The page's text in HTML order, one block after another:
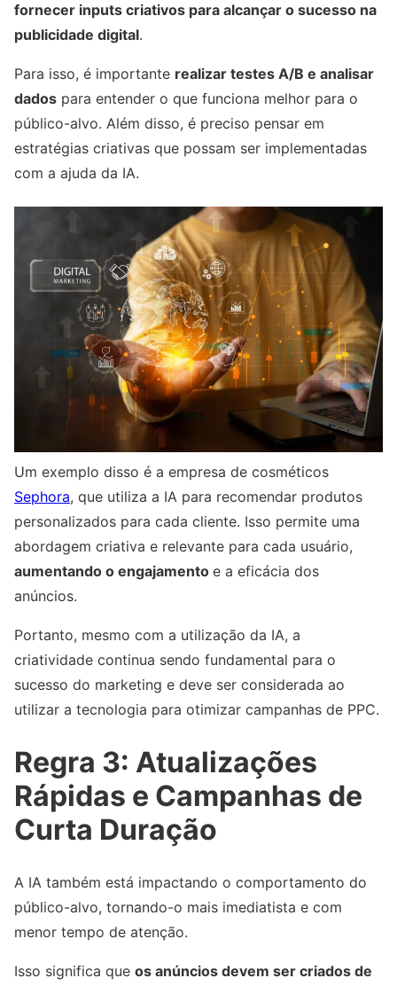
fornecer inputs criativos para alcançar o sucesso na
publicidade digital.
Para isso, é importante realizar testes A/B e analisar
dados para entender o que funciona melhor para o
público-alvo. Além disso, é preciso pensar em
estratégias criativas que possam ser implementadas
com a ajuda da IA.
Um exemplo disso é a empresa de cosméticos
Sephora, que utiliza a IA para recomendar produtos
personalizados para cada cliente. Isso permite uma
abordagem criativa e relevante para cada usuário,
aumentando o engajamento e a eficácia dos
anúncios.
Portanto, mesmo com a utilização da IA, a
criatividade continua sendo fundamental para o
sucesso do marketing e deve ser considerada ao
utilizar a tecnologia para otimizar campanhas de PPC.
Regra 3: Atualizações
Rápidas e Campanhas de
Curta Duração
A IA também está impactando o comportamento do
público-alvo, tornando-o mais imediatista e com
menor tempo de atenção.
Isso significa que os anúncios devem ser criados de